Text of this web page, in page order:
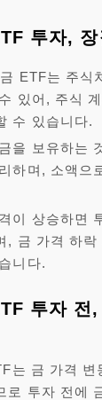
투자,
ETF는 주식
있어, 주식
수 있습니다.
을 보유하는
하며, 소액으
이 상승하면
, 금 가격 하락
니다.
투자 전
는 금 가격 변
로 투자 전에